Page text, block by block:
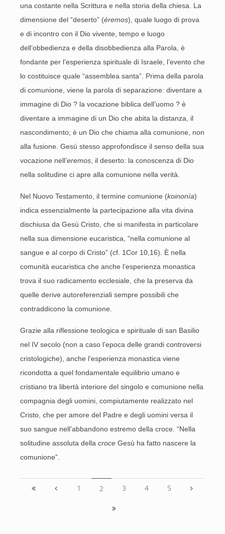
una costante nella Scrittura e nella storia della chiesa. La
dimensione del “deserto” (éremos), quale luogo di prova
e di incontro con il Dio vivente, tempo e luogo
dell’obbedienza e della disobbedienza alla Parola, è
fondante per l’esperienza spirituale di Israele, l’evento che
lo costituisce quale “assemblea santa”. Prima della parola
di comunione, viene la parola di separazione: diventare a
immagine di Dio ? la vocazione biblica dell’uomo ? è
diventare a immagine di un Dio che abita la distanza, il
nascondimento; è un Dio che chiama alla comunione, non
alla fusione. Gesù stesso approfondisce il senso della sua
vocazione nell’eremos , il deserto: la conoscenza di Dio
nella solitudine ci apre alla comunione nella verità.
Nel Nuovo Testamento, il termine comunione (koinonía)
indica essenzialmente la partecipazione alla vita divina
dischiusa da Gesù Cristo, che si manifesta in particolare
nella sua dimensione eucaristica, “nella comunione al
sangue e al corpo di Cristo” (cf. 1Cor 10,16). È nella
comunità eucaristica che anche l’esperienza monastica
trova il suo radicamento ecclesiale, che la preserva da
quelle derive autoreferenziali sempre possibili che
contraddicono la comunione.
Grazie alla riflessione teologica e spirituale di san Basilio
nel IV secolo (non a caso l’epoca delle grandi controversi
cristologiche), anche l’esperienza monastica viene
ricondotta a quel fondamentale equilibrio umano e
cristiano tra libertà interiore del singolo e comunione nella
compagnia degli uomini, compiutamente realizzato nel
Cristo, che per amore del Padre e degli uomini versa il
suo sangue nell’abbandono estremo della croce. “Nella
solitudine assoluta della croce Gesù ha fatto nascere la
comunione”.
1 2 3 4 5